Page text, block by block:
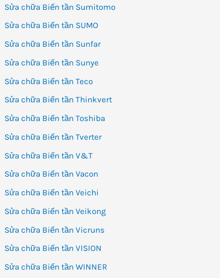
Sửa chữa Biến tần Sumitomo
Sửa chữa Biến tần SUMO
Sửa chữa Biến tần Sunfar
Sửa chữa Biến tần Sunye
Sửa chữa Biến tần Teco
Sửa chữa Biến tần Thinkvert
Sửa chữa Biến tần Toshiba
Sửa chữa Biến tần Tverter
Sửa chữa Biến tần V&T
Sửa chữa Biến tần Vacon
Sửa chữa Biến tần Veichi
Sửa chữa Biến tần Veikong
Sửa chữa Biến tần Vicruns
Sửa chữa Biến tần VISION
Sửa chữa Biến tần WINNER